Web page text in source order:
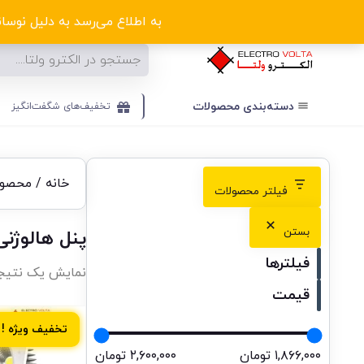
به اطلاع می‌رسد به دلیل
دسته‌بندی‌ محصولات تخفیف‌های شگفت‌انگیز
فیلتر محصولات
بستن
فیلترها
قیمت
۱,۸۶۶,۰۰۰ تومان ۲,۶۰۰,۰۰۰ تومان
خانه /
پنل
نمایش یک
تخفیف ویژه !